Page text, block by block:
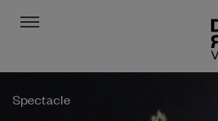
Menu
Spectacle